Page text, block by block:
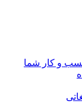
و کار شما